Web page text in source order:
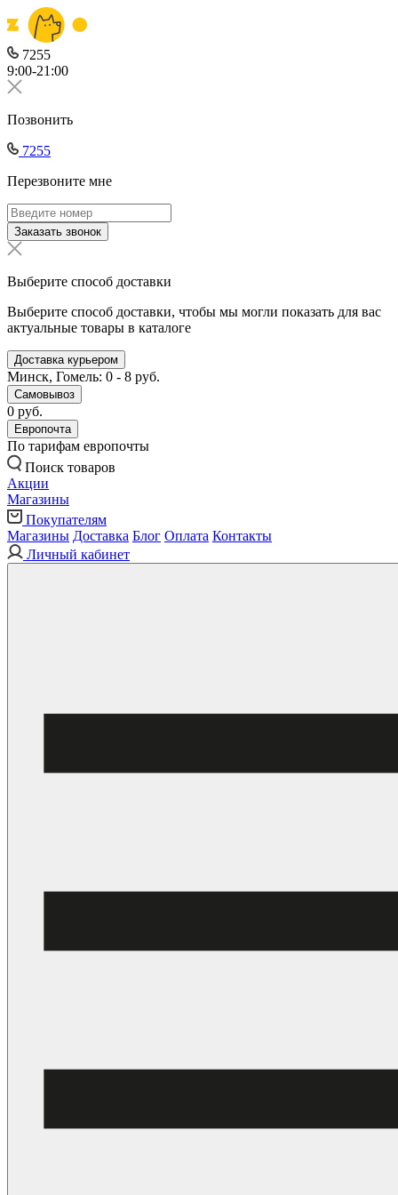
7255
9:00-21:00
Позвонить
7255
Перезвоните мне
Заказать звонок
Выберите способ доставки
Выберите способ доставки, чтобы мы могли показать для вас
актуальные товары в каталоге
Доставка курьером
Минск, Гомель: 0 - 8 руб.
Самовывоз
0 руб.
Европочта
По тарифам европочты
Поиск товаров
Акции
Магазины
Покупателям
Магазины Доставка Блог Оплата Контакты
Личный кабинет